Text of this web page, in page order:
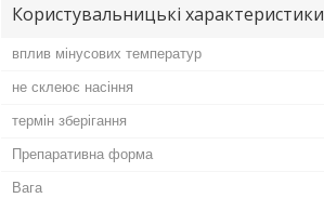
Користувальницькі характеристики
вплив мінусових температур
не склеює насіння
термін зберігання
Препаративна форма
Вага